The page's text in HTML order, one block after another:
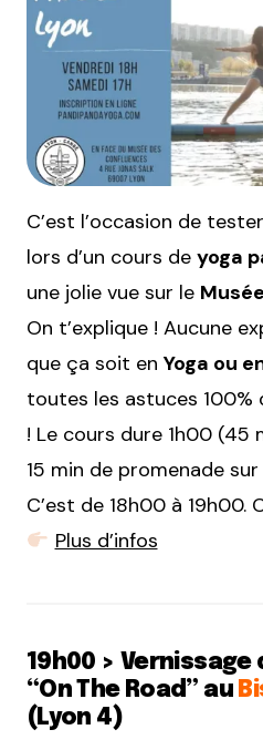
C’est l’occasion de
lors d’un cours de yoga
une jolie vue sur le
On t’explique ! Aucune
que ça soit en Yoga ou
toutes les astuces
! Le cours dure 1h00 (45
15 min de promenade sur
C’est de 18h00 à 19h00.
Plus d’infos
19h00 > Vernissage
“On The Road” au
(Lyon 4)